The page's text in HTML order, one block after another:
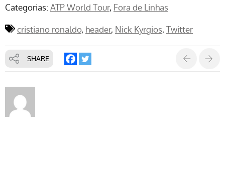
Categorias: ATP World Tour Fora de Linhas
cristiano ronaldo header Nick Kyrgios Twitter
SHARE